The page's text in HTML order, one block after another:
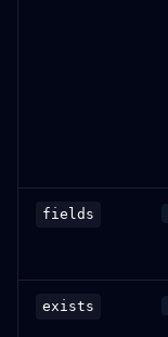
fields
exists